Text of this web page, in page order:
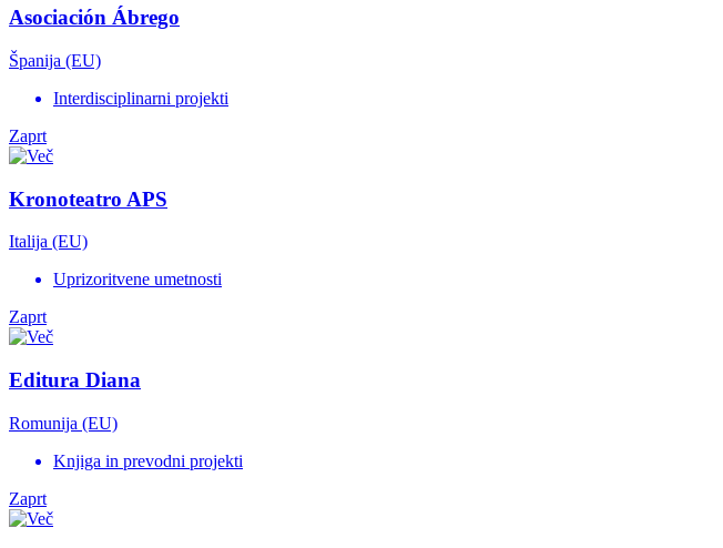
Asociación Ábrego
Španija (EU)
Interdisciplinarni projekti
Zaprt
Kronoteatro APS
Italija (EU)
Uprizoritvene umetnosti
Zaprt
Editura Diana
Romunija (EU)
Knjiga in prevodni projekti
Zaprt